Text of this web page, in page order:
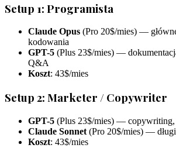
Setup 1: Programista
Claude Opus (Pro 20$/mies) —
kodowania
GPT-5 (Plus 23$/mies) —
Q&A
Koszt: 43$/mies
Setup 2: Marketer / Copywriter
GPT-5 (Plus 23$/mies) — copywriting,
Claude Sonnet (Pro 20$/mies) —
Koszt: 43$/mies